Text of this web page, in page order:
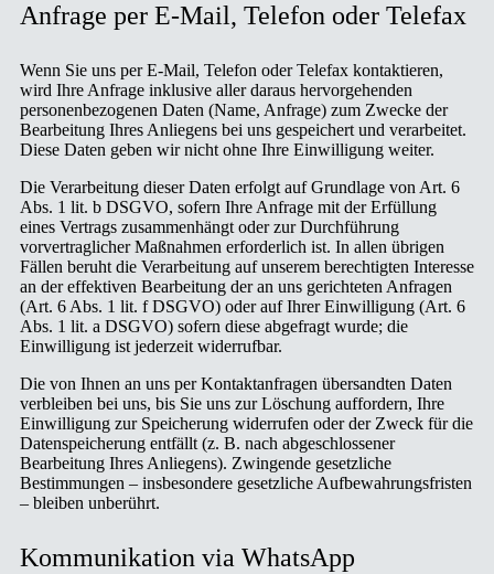
Anfrage per E-Mail, Telefon oder Telefax
Wenn Sie uns per E-Mail, Telefon oder Telefax kontaktieren,
wird Ihre Anfrage inklusive aller daraus hervorgehenden
personenbezogenen Daten (Name, Anfrage) zum Zwecke der
Bearbeitung Ihres Anliegens bei uns gespeichert und verarbeitet.
Diese Daten geben wir nicht ohne Ihre Einwilligung weiter.
Die Verarbeitung dieser Daten erfolgt auf Grundlage von Art. 6
Abs. 1 lit. b DSGVO, sofern Ihre Anfrage mit der Erfüllung
eines Vertrags zusammenhängt oder zur Durchführung
vorvertraglicher Maßnahmen erforderlich ist. In allen übrigen
Fällen beruht die Verarbeitung auf unserem berechtigten Interesse
an der effektiven Bearbeitung der an uns gerichteten Anfragen
(Art. 6 Abs. 1 lit. f DSGVO) oder auf Ihrer Einwilligung (Art. 6
Abs. 1 lit. a DSGVO) sofern diese abgefragt wurde; die
Einwilligung ist jederzeit widerrufbar.
Die von Ihnen an uns per Kontaktanfragen übersandten Daten
verbleiben bei uns, bis Sie uns zur Löschung auffordern, Ihre
Einwilligung zur Speicherung widerrufen oder der Zweck für die
Datenspeicherung entfällt (z. B. nach abgeschlossener
Bearbeitung Ihres Anliegens). Zwingende gesetzliche
Bestimmungen – insbesondere gesetzliche Aufbewahrungsfristen
– bleiben unberührt.
Kommunikation via WhatsApp